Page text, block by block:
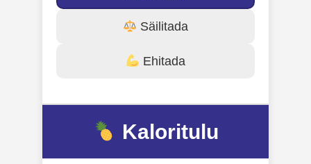
Säilitada
Ehitada
Kaloritulu